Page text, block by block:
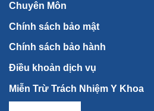
Chuyên Môn
Chính sách bảo mật
Chính sách bảo hành
Điều khoản dịch vụ
Miễn Trừ Trách Nhiệm Y Khoa